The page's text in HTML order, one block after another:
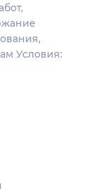
Условия: